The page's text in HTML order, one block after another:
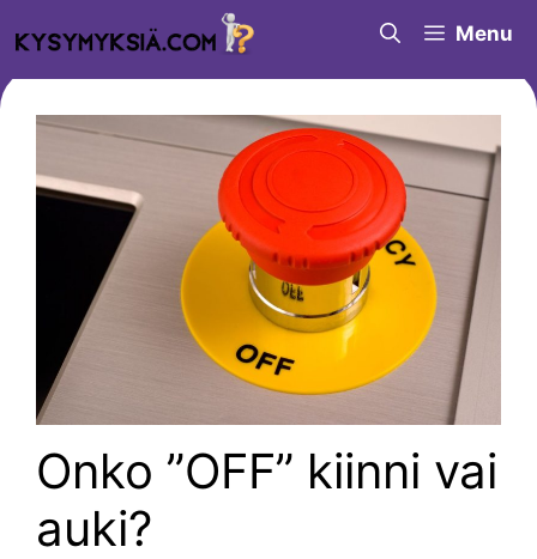
sisältöön
Menu
Onko ”OFF” kiinni vai
auki?